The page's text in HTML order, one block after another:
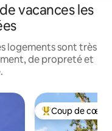
vacances les
logements sont très
de propreté et
Coups de cœur
Coup de cœur